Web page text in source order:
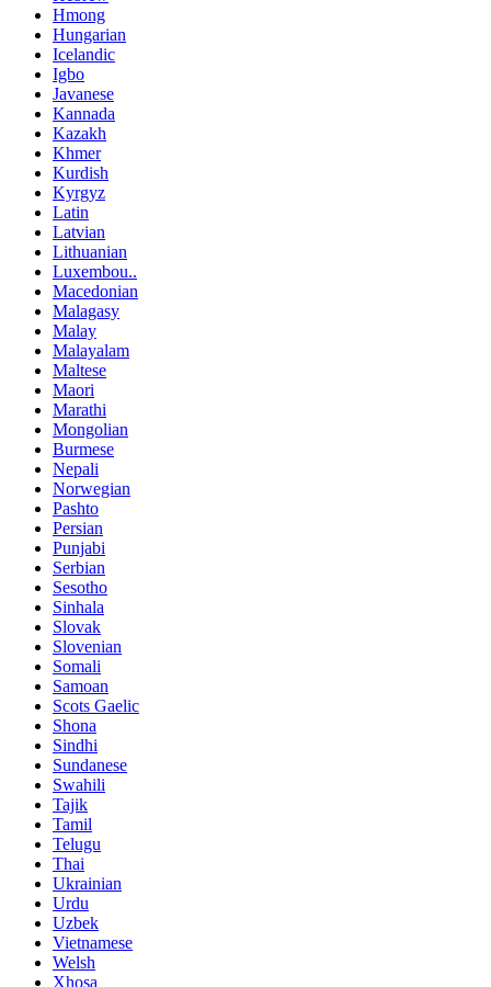
Hmong
Hungarian
Icelandic
Igbo
Javanese
Kannada
Kazakh
Khmer
Kurdish
Kyrgyz
Latin
Latvian
Lithuanian
Luxembou..
Macedonian
Malagasy
Malay
Malayalam
Maltese
Maori
Marathi
Mongolian
Burmese
Nepali
Norwegian
Pashto
Persian
Punjabi
Serbian
Sesotho
Sinhala
Slovak
Slovenian
Somali
Samoan
Scots Gaelic
Shona
Sindhi
Sundanese
Swahili
Tajik
Tamil
Telugu
Thai
Ukrainian
Urdu
Uzbek
Vietnamese
Welsh
Xhosa